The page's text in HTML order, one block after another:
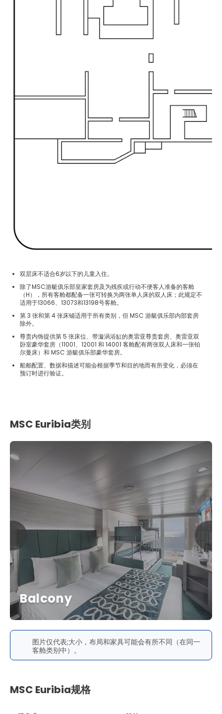
双层床不适合6岁以下的儿童入住。
除了MSC游艇俱乐部皇家套房及为残疾或行动不便客人准备的客舱
（H），所有客舱都配备一张可转换为两张单人床的双人床；此规定不
适用于13066、13073和13198号客舱。
第 3 张和第 4 张床铺适用于所有类别，但 MSC 游艇俱乐部内部套房
除外。
尊贵内饰提供第 5 张床位、带漩涡浴缸的奥雷亚尊贵套房、奥雷亚双
卧室豪华套房（11001、12001 和 14001 客舱配有两张双人床和一张铂
尔曼床）和 MSC 游艇俱乐部豪华套房。
船舶配置、数据和描述可能会根据季节和目的地而有所变化，必须在
预订时进行验证。
MSC Euribia类别
Balcony
图片仅代表;大小，布局和家具可能会有所不同（在同一
客舱类别中）。
MSC Euribia规格